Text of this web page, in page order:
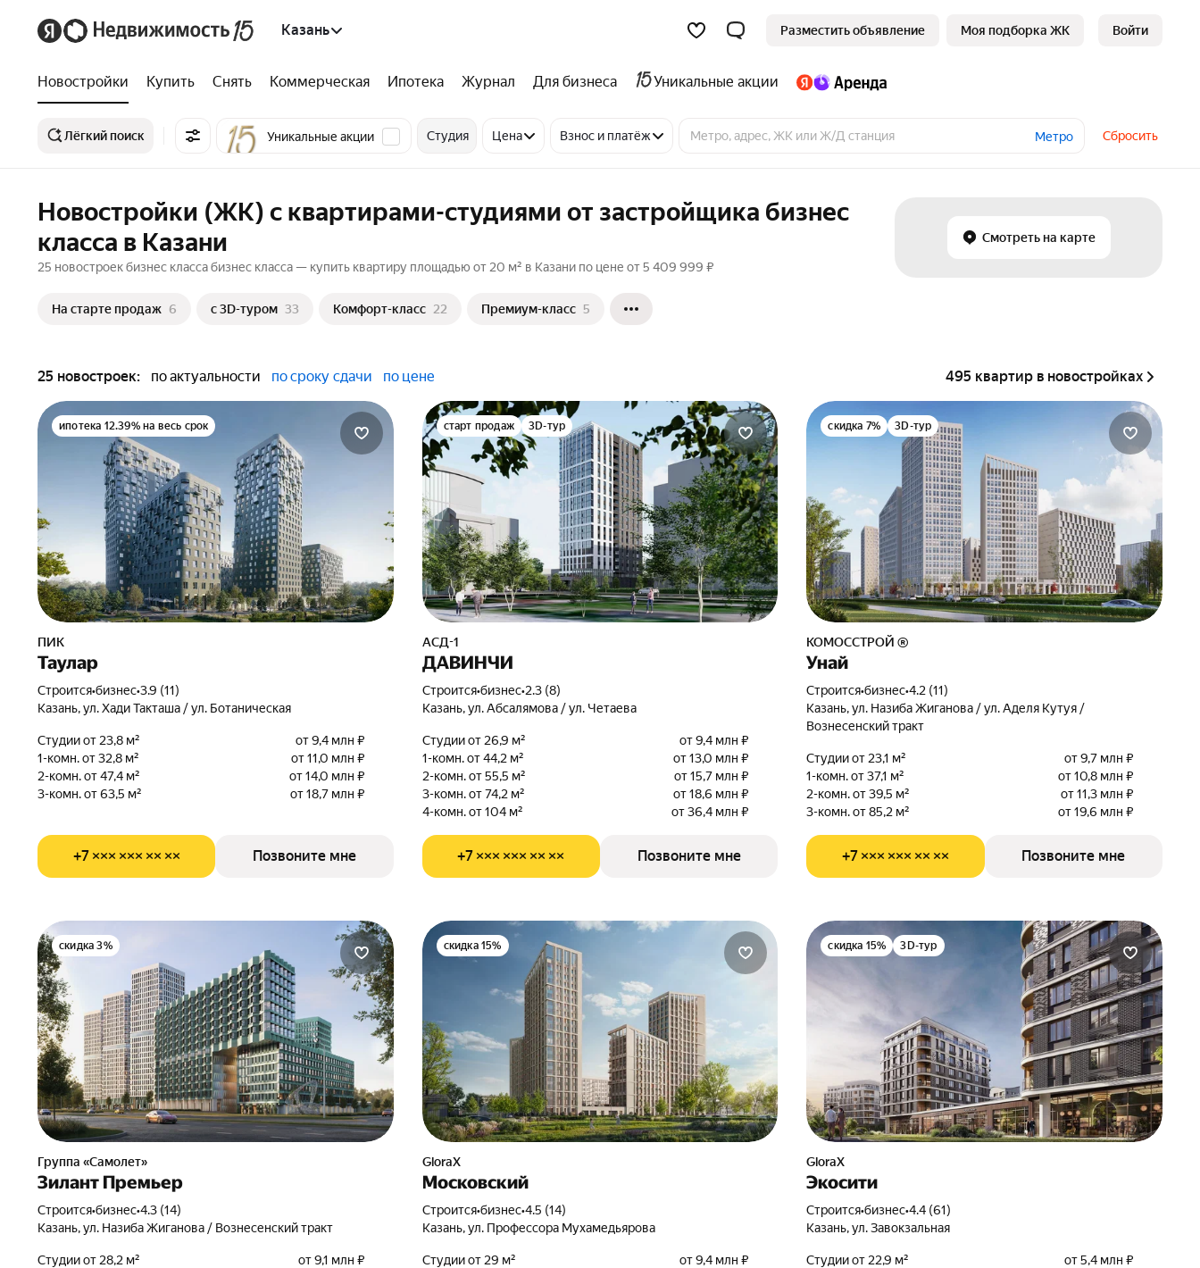
Казань Разместить объявление Моя подборка ЖК Войти
Новостройки Купить Снять Коммерческая Ипотека Журнал Для бизнеса Уникальные акции
Лёгкий поиск Уникальные акции Студия Цена Взнос и платёж Метро Сбросить
Новостройки (ЖК) с квартирами-студиями от застройщика бизнес
класса в Казани
25 новостроек бизнес класса бизнес класса — купить квартиру площадью от 20 м² в Казани по цене от 5 409 999 ₽
На старте продаж 6 c 3D-туром 33 Комфорт-класс 22 Премиум-класс 5
Смотреть на карте
25 новостроек: по актуальности по сроку сдачи по цене 495 квартир в новостройках
ипотека 12.39% на весь срок
ПИК
Таулар
Строится•бизнес•3.9 (11)
Казань, ул. Хади Такташа / ул. Ботаническая
Студии от 23,8 м²
от 9,4 млн ₽
1-комн. от 32,8 м²
от 11,0 млн ₽
2-комн. от 47,4 м²
от 14,0 млн ₽
3-комн. от 63,5 м²
от 18,7 млн ₽
+7 ××× ××× ×× ×× Позвоните мне
старт продаж 3D-тур
АСД-1
ДАВИНЧИ
Строится•бизнес•2.3 (8)
Казань, ул. Абсалямова / ул. Четаева
Студии от 26,9 м²
от 9,4 млн ₽
1-комн. от 44,2 м²
от 13,0 млн ₽
2-комн. от 55,5 м²
от 15,7 млн ₽
3-комн. от 74,2 м²
от 18,6 млн ₽
4-комн. от 104 м²
от 36,4 млн ₽
+7 ××× ××× ×× ×× Позвоните мне
скидка 7% 3D-тур
КОМОССТРОЙ ®
Унай
Строится•бизнес•4.2 (11)
Казань, ул. Назиба Жиганова / ул. Аделя Кутуя /
Вознесенский тракт
Студии от 23,1 м²
от 9,7 млн ₽
1-комн. от 37,1 м²
от 10,8 млн ₽
2-комн. от 39,5 м²
от 11,3 млн ₽
3-комн. от 85,2 м²
от 19,6 млн ₽
+7 ××× ××× ×× ×× Позвоните мне
скидка 3%
Группа «Самолет»
Зилант Премьер
Строится•бизнес•4.3 (14)
Казань, ул. Назиба Жиганова / Вознесенский тракт
Студии от 28,2 м²
от 9,1 млн ₽
скидка 15%
GloraX
Московский
Строится•бизнес•4.5 (14)
Казань, ул. Профессора Мухамедьярова
Студии от 29 м²
от 9,4 млн ₽
скидка 15% 3D-тур
GloraX
Экосити
Строится•бизнес•4.4 (61)
Казань, ул. Завокзальная
Студии от 22,9 м²
от 5,4 млн ₽